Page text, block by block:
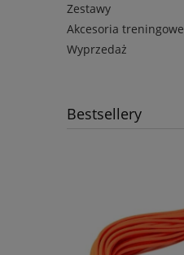
Zestawy
Akcesoria treningowe
Wyprzedaż
Bestsellery